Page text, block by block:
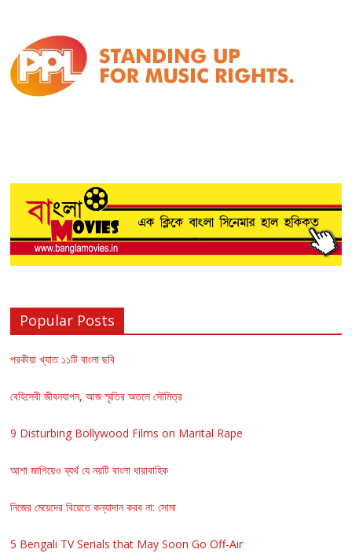
Popular Posts
পরকীয়া খ্যাত ১১টি বাংলা ছবি
বেহিসেবী জীবনযাপন, আজ স্মৃতির অতলে সৌমিত্র
9 Disturbing Bollywood Films on Marital Rape
আশা জাগিয়েও ব্যর্থ যে নয়টি বাংলা ধারাবাহিক
নিজের মেয়েদের বিয়েতে কন্যাদান করব না: সোমা
5 Bengali TV Serials that May Soon Go Off-Air